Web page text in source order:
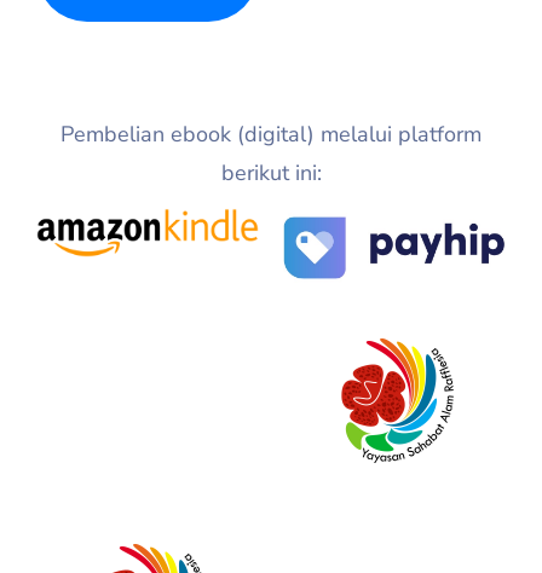
Pembelian ebook (digital) melalui platform
berikut ini: